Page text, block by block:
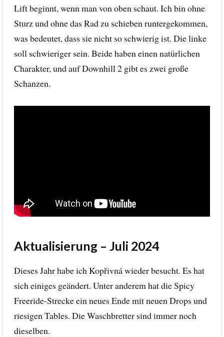
Lift beginnt, wenn man von oben schaut. Ich bin ohne
Sturz und ohne das Rad zu schieben runtergekommen,
was bedeutet, dass sie nicht so schwierig ist. Die linke
soll schwieriger sein. Beide haben einen natürlichen
Charakter, und auf Downhill 2 gibt es zwei große
Schanzen.
Aktualisierung – Juli 2024
Dieses Jahr habe ich Kopřivná wieder besucht. Es hat
sich einiges geändert. Unter anderem hat die Spicy
Freeride-Strecke ein neues Ende mit neuen Drops und
riesigen Tables. Die Waschbretter sind immer noch
dieselben.